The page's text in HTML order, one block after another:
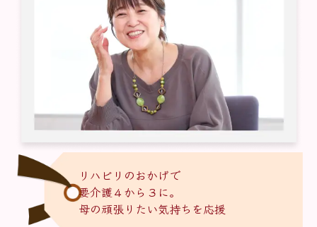
リハビリのおかげで
要介護４から３に。
母の頑張りたい気持ちを応援